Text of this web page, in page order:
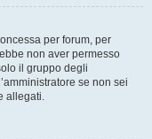
per forum, per
non aver permesso
il gruppo degli
se non sei
allegati.